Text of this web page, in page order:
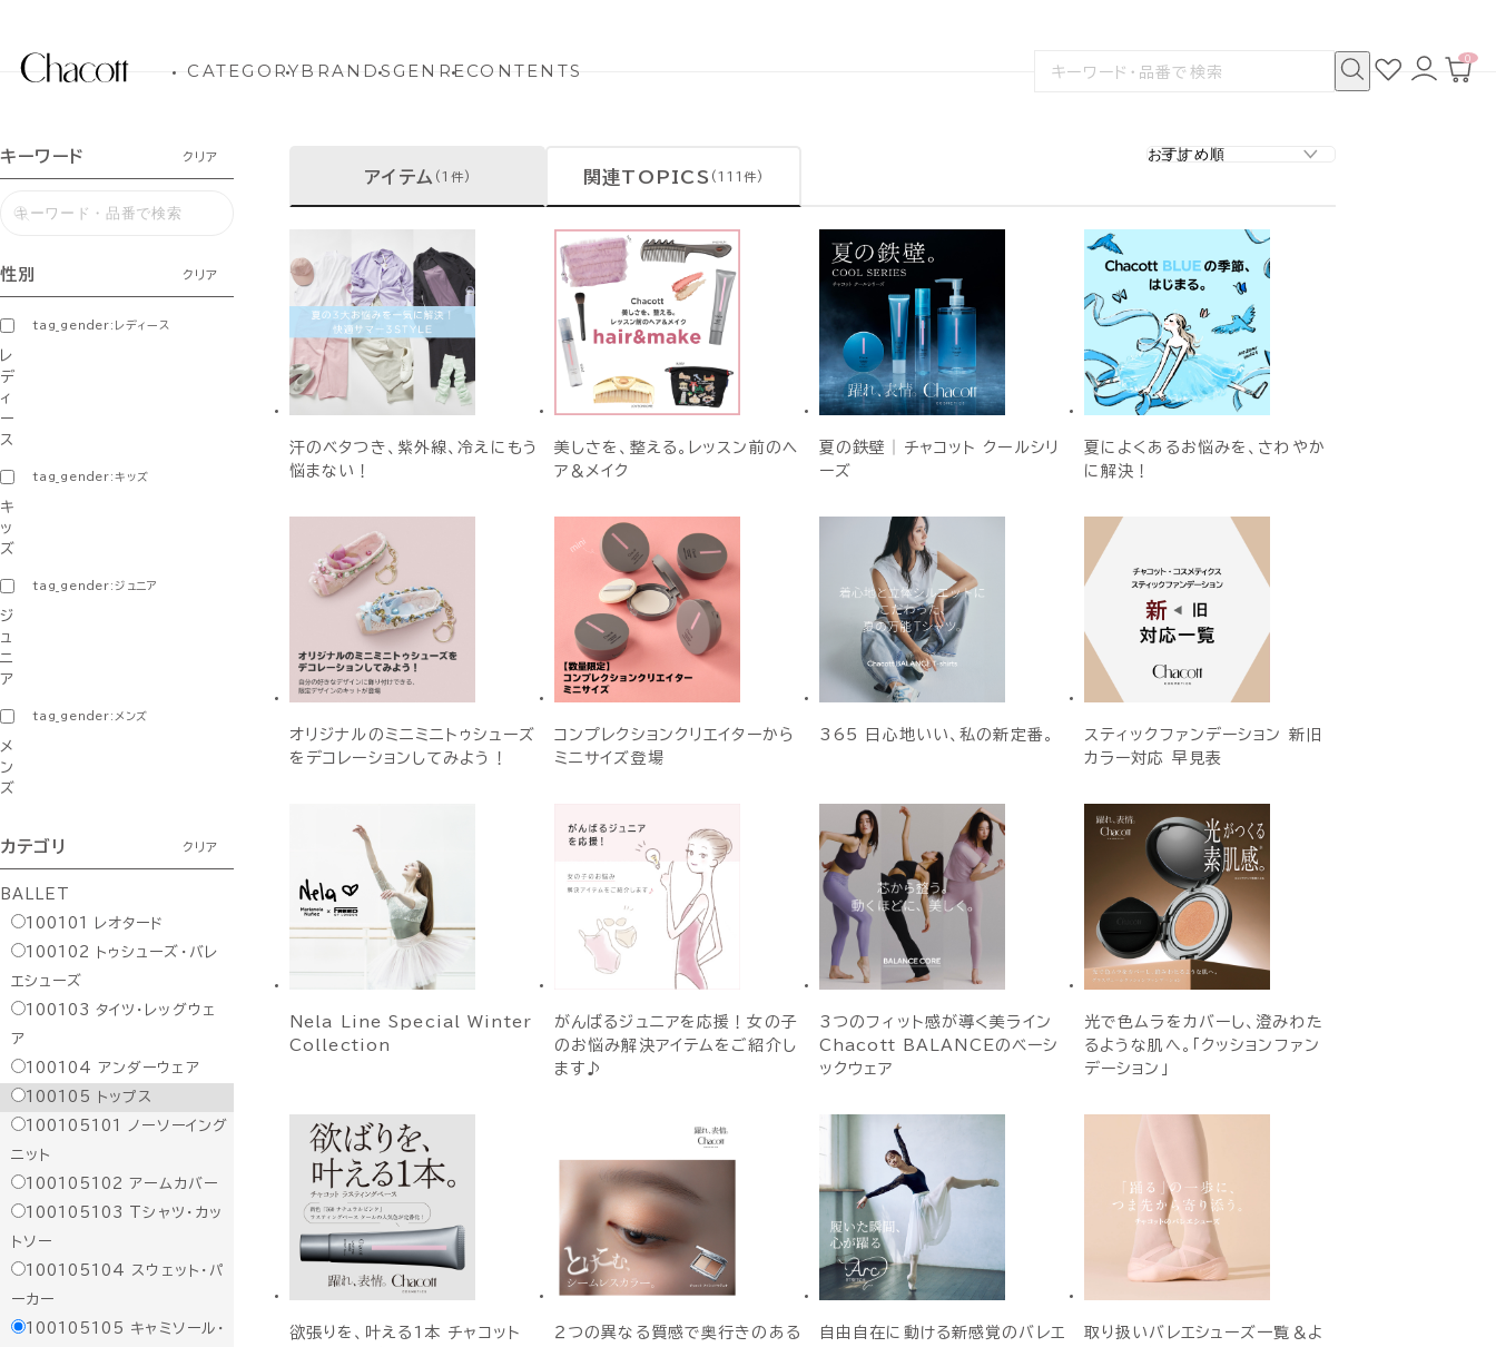
CATEGORYBRANDSGENRECONTENTS
検
お
気
ロ
グ
カ
0
キーワード クリア
性別 クリア
tag_gender:レディース
レ
デ
ィ
ー
ス
tag_gender:キッズ
キ
ッ
ズ
tag_gender:ジュニア
ジ
ュ
ニ
ア
tag_gender:メンズ
メ
ン
ズ
カテゴリ クリア
BALLET
100101
レオタード
100102
トゥシューズ・バレ
エシューズ
100103 タイツ・レッグウェ
ア
100104 アンダーウェア
100105
トップス
100105101
ノーソーイング
ニット
100105102 アームカバー
100105103
Tシャツ・カッ
トソー
100105104
スウェット・パ
ーカー
100105105
キャミソール・
アイテム (1件) 関連TOPICS (111件)
汗のベタつき、紫外線、冷えにもう
悩まない！
美しさを、整える。レッスン前のヘ
ア＆メイク
夏の鉄壁│チャコット クールシリ
ーズ
夏によくあるお悩みを、さわやか
に解決！
オリジナルのミニミニトゥシューズ
をデコレーションしてみよう！
コンプレクションクリエイターから
ミニサイズ登場
365 日心地いい、私の新定番。
スティックファンデーション 新旧
カラー対応 早見表
Nela Line Special Winter
Collection
がんばるジュニアを応援！女の子
のお悩み解決アイテムをご紹介し
ます♪
3つのフィット感が導く美ライン
Chacott BALANCEのベーシ
ックウェア
光で色ムラをカバーし、澄みわた
るような肌へ。「クッションファン
デーション」
欲張りを、叶える1本 チャコット
２つの異なる質感で奥行きのある
自由自在に動ける新感覚のバレエ
取り扱いバレエシューズ一覧＆よ